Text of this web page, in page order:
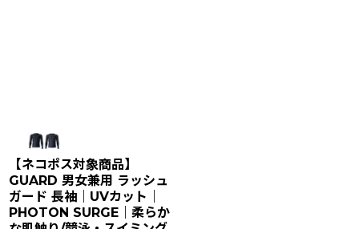
【ネコポス対象商品】
GUARD 男女兼用 ラッシュ
ガード 長袖｜UVカット｜
PHOTON SURGE｜柔らか